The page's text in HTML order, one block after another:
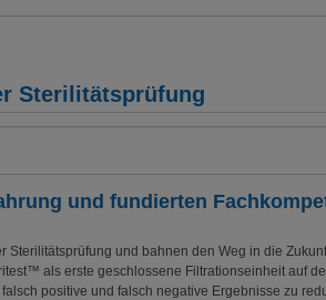
Sterilitätsprüfung
und fundierten
Sterilitätsprüfung und bahnen den Weg in die
als erste geschlossene Filtrationseinheit auf
positive und falsch negative Ergebnisse zu